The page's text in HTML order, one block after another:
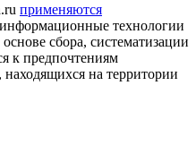
применяются
технологии
сбора, систематизации
к предпочтениям
находящихся на территории